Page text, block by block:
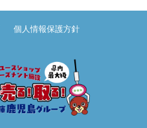
個人情報保護方針